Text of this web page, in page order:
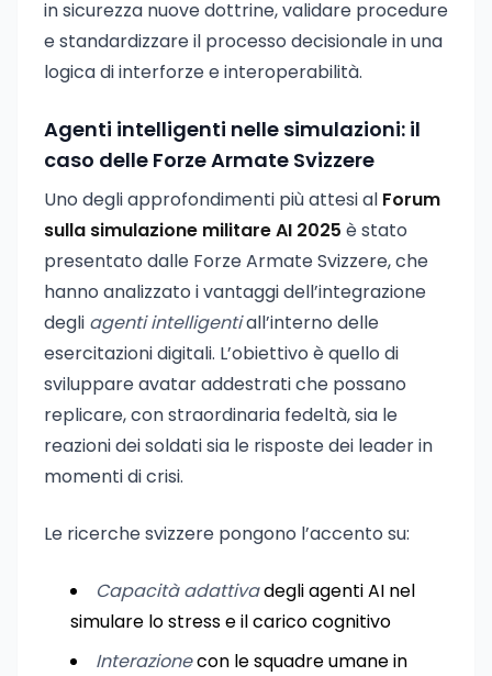
in sicurezza nuove dottrine, validare procedure
e standardizzare il processo decisionale in una
logica di interforze e interoperabilità.
Agenti intelligenti nelle simulazioni: il
caso delle Forze Armate Svizzere
Uno degli approfondimenti più attesi al Forum
sulla simulazione militare AI 2025 è stato
presentato dalle Forze Armate Svizzere, che
hanno analizzato i vantaggi dell’integrazione
degli agenti intelligentiall’interno delle
esercitazioni digitali. L’obiettivo è quello di
sviluppare avatar addestrati che possano
replicare, con straordinaria fedeltà, sia le
reazioni dei soldati sia le risposte dei leader in
momenti di crisi.
Le ricerche svizzere pongono l’accento su:
Capacità adattivadegli agenti AI nel
simulare lo stress e il carico cognitivo
Interazionecon le squadre umane in